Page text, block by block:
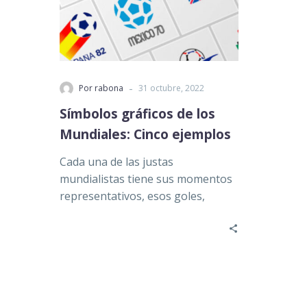
Por rabona - 31 octubre, 2022
Símbolos gráficos de los
Mundiales: Cinco ejemplos
Cada una de las justas
mundialistas tiene sus momentos
representativos, esos goles,